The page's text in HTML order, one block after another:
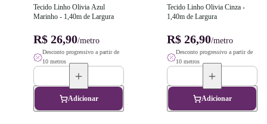
Tecido Linho Olivia Azul
Marinho - 1,40m de Largura
R$ 26,90/metro
Desconto progressivo a partir de
10 metros
Adicionar
Tecido Linho Olivia Cinza -
1,40m de Largura
R$ 26,90/metro
Desconto progressivo a partir de
10 metros
Adicionar